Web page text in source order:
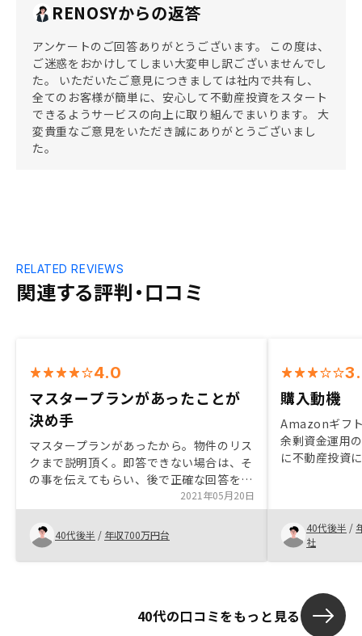
RENOSYからの返答
アンケートのご回答ありがとうございます。 この度は、
ご迷惑をおかけしてしまい大変申し訳ございませんでし
た。 いただいたご意見につきましては社内で共有し、
全てのお客様が簡単に、安心して不動産投資をスタート
できるようサービスの向上に取り組んでまいります。 大
変貴重なご意見をいただき誠にありがとうございまし
た。
関連する評判・口コミ
RELATED REVIEWS
4.0
マスタープランがあったことが
決め手
マスタープランがあったから。物件のリス
クまで説明頂く。即答できない場合は、そ
の事を伝えてもらい、後で正確な回答を頂
けたほうが信用度は上がる。 急かさな
い。
2021年05月20日
40代後半 / 年収700万円台
購入動機
Amazonギフ
余剰資金運用
に不動産投資
かしら対策し
に購入を決断
40代後半 /
社
40代の口コミをもっと見る